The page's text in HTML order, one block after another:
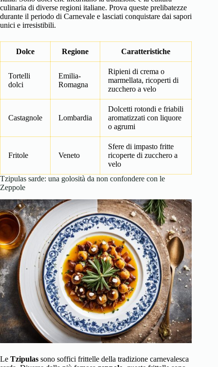
culinaria di diverse regioni italiane. Prova queste prelibatezze
durante il periodo di Carnevale e lasciati conquistare dai sapori
unici e irresistibili.
Dolce Regione Caratteristiche
Tortelli
dolci
Emilia-
Romagna
Ripieni di crema o
marmellata, ricoperti di
zucchero a velo
Castagnole Lombardia
Dolcetti rotondi e friabili
aromatizzati con liquore
o agrumi
Fritole Veneto
Sfere di impasto fritte
ricoperte di zucchero a
velo
Tzipulas sarde: una golosità da non confondere con le
Zeppole
Le Tzipulas sono soffici frittelle della tradizione carnevalesca